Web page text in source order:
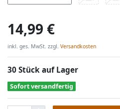
14,99 €
inkl. ges. MwSt. zzgl. Versandkosten
30 Stück auf Lager
Sofort versandfertig